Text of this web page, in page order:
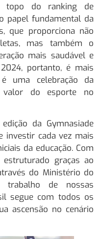
topo do ranking de
papel fundamental da
que proporciona não
mas também o
mais saudável e
portanto, é mais
uma celebração da
valor do esporte no
da Gymnasiade
investir cada vez mais
da educação. Com
graças ao
do Ministério do
trabalho de nossas
segue com todos os
ascensão no cenário